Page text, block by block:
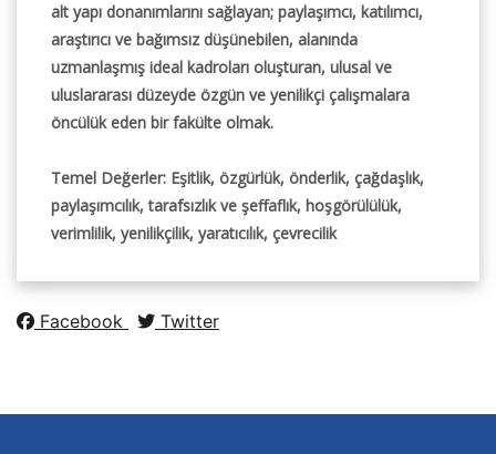
alt yapı donanımlarını sağlayan; paylaşımcı, katılımcı,
araştırıcı ve bağımsız düşünebilen, alanında
uzmanlaşmış ideal kadroları oluşturan, ulusal ve
uluslararası düzeyde özgün ve yenilikçi çalışmalara
öncülük eden bir fakülte olmak.
Temel Değerler: Eşitlik, özgürlük, önderlik, çağdaşlık,
paylaşımcılık, tarafsızlık ve şeffaflık, hoşgörülülük,
verimlilik, yenilikçilik, yaratıcılık, çevrecilik
Facebook Twitter